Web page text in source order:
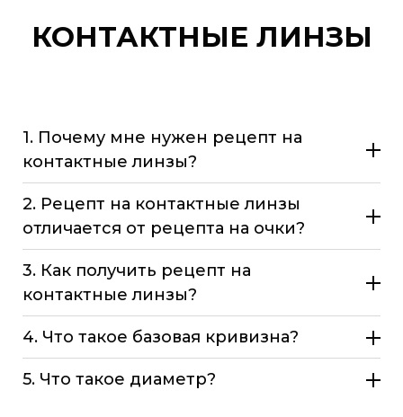
КОНТАКТНЫЕ ЛИНЗЫ
1. Почему мне нужен рецепт на
контактные линзы?
2. Рецепт на контактные линзы
отличается от рецепта на очки?
3. Как получить рецепт на
контактные линзы?
4. Что такое базовая кривизна?
5. Что такое диаметр?